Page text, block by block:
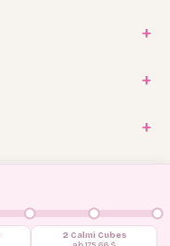
2 Calmi Cubes